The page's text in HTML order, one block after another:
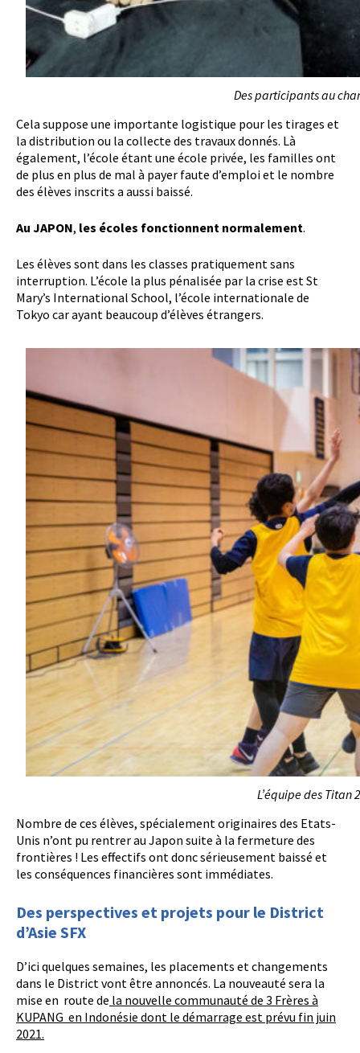
Des participants au
Cela suppose une importante logistique pour les tirages et
la distribution ou la collecte des travaux donnés. Là
également, l’école étant une école privée, les familles ont
de plus en plus de mal à payer faute d’emploi et le nombre
des élèves inscrits a aussi baissé.
Au JAPON, les écoles fonctionnent normalement.
Les élèves sont dans les classes pratiquement sans
interruption. L’école la plus pénalisée par la crise est St
Mary’s International School, l’école internationale de
Tokyo car ayant beaucoup d’élèves étrangers.
L’équipe des Titan
Nombre de ces élèves, spécialement originaires des Etats-
Unis n’ont pu rentrer au Japon suite à la fermeture des
frontières ! Les effectifs ont donc sérieusement baissé et
les conséquences financières sont immédiates.
Des perspectives et projets pour le District
d’Asie SFX
D’ici quelques semaines, les placements et changements
dans le District vont être annoncés. La nouveauté sera la
mise en route de la nouvelle communauté de 3 Frères à
KUPANG en Indonésie dont le démarrage est prévu fin juin
2021.